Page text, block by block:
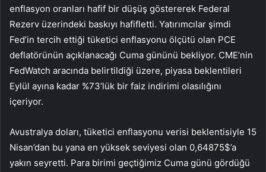
enflasyon oranları hafif bir düşüş göstererek Federal
Rezerv üzerindeki baskıyı hafifletti. Yatırımcılar şimdi
Fed’in tercih ettiği tüketici enflasyonu ölçütü olan PCE
deflatörünün açıklanacağı Cuma gününü bekliyor. CME’nin
FedWatch aracında belirtildiği üzere, piyasa beklentileri
Eylül ayına kadar %73’lük bir faiz indirimi olasılığını
içeriyor.
Avustralya doları, tüketici enflasyonu verisi beklentisiyle 15
Nisan’dan bu yana en yüksek seviyesi olan 0,64875$’a
yakın seyretti. Para birimi geçtiğimiz Cuma günü gördüğü